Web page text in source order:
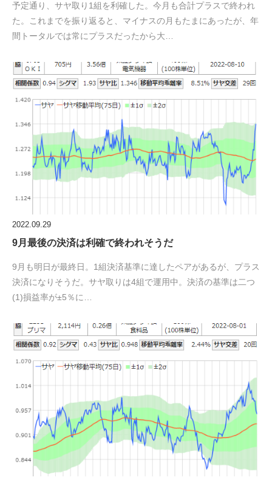
予定通り、サヤ取り1組を利確した。今月も合計プラスで終われ
た。これまでを振り返ると、マイナスの月もたまにあったが、年
間トータルでは常にプラスだったから大…
2022.09.29
9月最後の決済は利確で終われそうだ
9月も明日が最終日。1組決済基準に達したペアがあるが、プラス
決済になりそうだ。サヤ取りは4組で運用中。決済の基準は二つ
(1)損益率が±5％に…